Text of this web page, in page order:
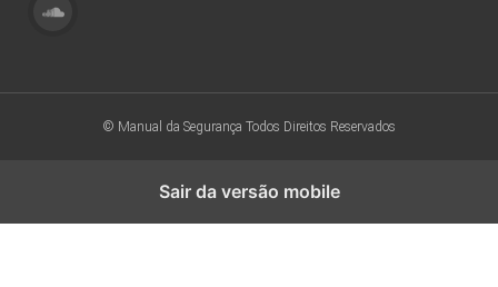
© Manual da Segurança Todos Direitos Reservados
Sair da versão mobile